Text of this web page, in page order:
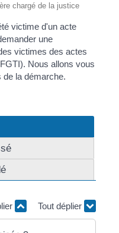
chargé de la justice
victime d'un acte
une
victimes des actes
Nous allons vous
de la démarche.
Tout déplier